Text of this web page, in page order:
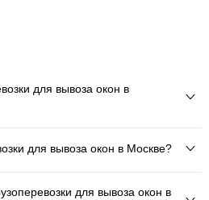
для вывоза окон в
для вывоза окон в Москве?
для вывоза окон в